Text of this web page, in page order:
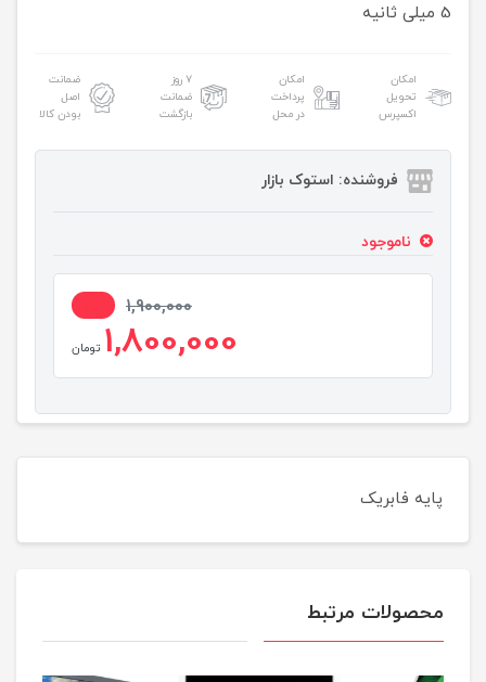
5 میلی ثانیه
امکان
تحویل
اکسپرس
امکان
پرداخت
در محل
۷ روز
ضمانت
بازگشت
ضمانت
اصل
بودن کالا
فروشنده: استوک بازار
ناموجود
1,900,000
1,800,000 تومان
پایه فابریک
محصولات مرتبط